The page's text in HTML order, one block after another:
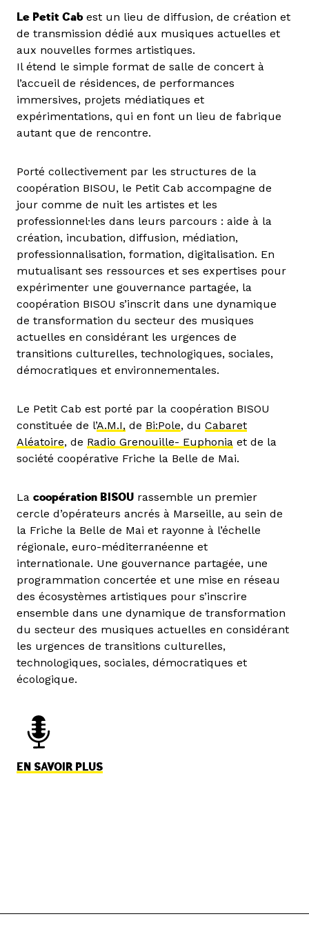
Le Petit Cab est un lieu de diffusion, de création et
de transmission dédié aux musiques actuelles et
aux nouvelles formes artistiques.
Il étend le simple format de salle de concert à
l’accueil de résidences, de performances
immersives, projets médiatiques et
expérimentations, qui en font un lieu de fabrique
autant que de rencontre.
Porté collectivement par les structures de la
coopération BISOU, le Petit Cab accompagne de
jour comme de nuit les artistes et les
professionnel·les dans leurs parcours : aide à la
création, incubation, diffusion, médiation,
professionnalisation, formation, digitalisation. En
mutualisant ses ressources et ses expertises pour
expérimenter une gouvernance partagée, la
coopération BISOU s’inscrit dans une dynamique
de transformation du secteur des musiques
actuelles en considérant les urgences de
transitions culturelles, technologiques, sociales,
démocratiques et environnementales.
Le Petit Cab est porté par la coopération BISOU
constituée de l’A.M.I, de Bi:Pole, du Cabaret
Aléatoire, de Radio Grenouille- Euphonia et de la
société coopérative Friche la Belle de Mai.
La coopération BISOU rassemble un premier
cercle d’opérateurs ancrés à Marseille, au sein de
la Friche la Belle de Mai et rayonne à l’échelle
régionale, euro-méditerranéenne et
internationale. Une gouvernance partagée, une
programmation concertée et une mise en réseau
des écosystèmes artistiques pour s’inscrire
ensemble dans une dynamique de transformation
du secteur des musiques actuelles en considérant
les urgences de transitions culturelles,
technologiques, sociales, démocratiques et
écologique.
EN SAVOIR PLUS